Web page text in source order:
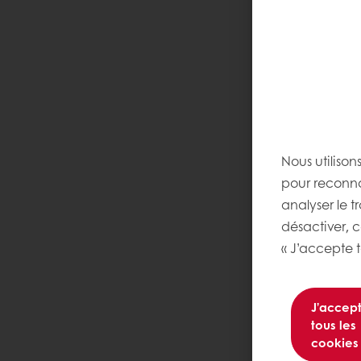
Nous
pour
analyser le
désactiver,
« J’accepte
tous les
cookies